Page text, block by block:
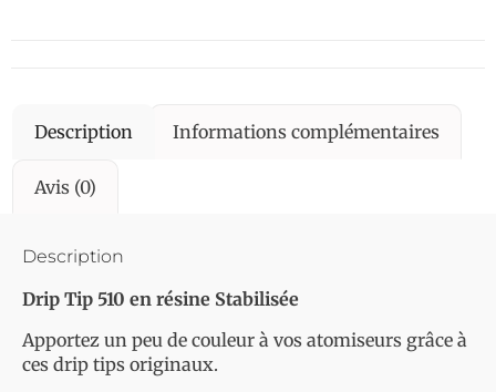
Description Informations complémentaires
Avis (0)
Description
Drip Tip 510 en résine Stabilisée
Apportez un peu de couleur à vos atomiseurs grâce à
ces drip tips originaux.